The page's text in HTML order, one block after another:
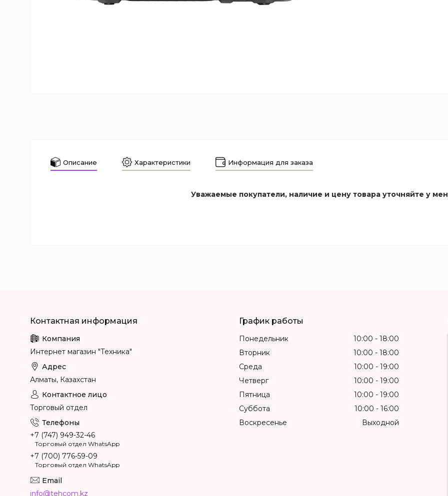
Описание Характеристики Информация для заказа
Уважаемые покупатели, наличие и цену товара уточняйте у
Интернет магазин "Техника"
Алматы, Казахстан
Торговый отдел
+7 (747) 949-32-46
Торговый отдел WhatsApp
+7 (700) 776-59-09
Торговый отдел WhatsApp
info@tehcom.kz
График работы
Понедельник 10:00
18:00
Вторник
10:00
18:00
Среда
10:00
19:00
Четверг
10:00
19:00
Пятница
10:00
19:00
Суббота
10:00
16:00
Воскресенье
Выходной